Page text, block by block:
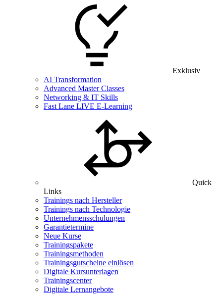
Exklusiv
AI Transformation
Advanced Master Classes
Networking & IT Skills
Fast Lane LIVE E-Learning
Quick
Links
Trainings nach Hersteller
Trainings nach Technologie
Unternehmensschulungen
Garantietermine
Neue Kurse
Trainingspakete
Trainingsmethoden
Trainingsgutscheine einlösen
Digitale Kursunterlagen
Trainingscenter
Digitale Lernangebote